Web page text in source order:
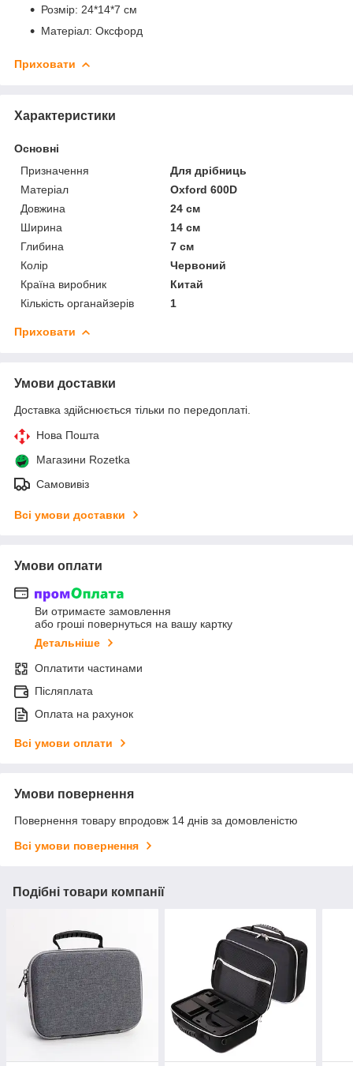
Розмір: 24*14*7 см
Матеріал: Оксфорд
Приховати
Характеристики
Основні
Призначення
Для дрібниць
Матеріал
Oxford 600D
Довжина
24 см
Ширина
14 см
Глибина
7 см
Колір
Червоний
Країна виробник
Китай
Кількість органайзерів
1
Приховати
Умови доставки
Доставка здійснюється тільки по передоплаті.
Нова Пошта
Магазини Rozetka
Самовивіз
Всі умови доставки
Умови оплати
Ви отримаєте замовлення
або гроші повернуться на вашу картку
Детальніше
Оплатити частинами
Післяплата
Оплата на рахунок
Всі умови оплати
Умови повернення
Повернення товару впродовж 14 днів за домовленістю
Всі умови повернення
Подібні товари компанії